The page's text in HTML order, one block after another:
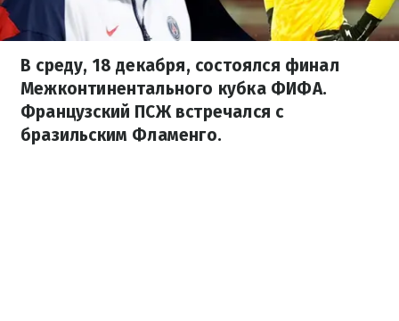
В среду, 18 декабря, состоялся финал
Межконтинентального кубка ФИФА.
Французский ПСЖ встречался с
бразильским Фламенго.